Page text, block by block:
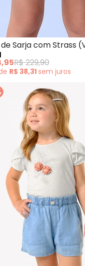
- Short Infantil
Sarja com Strass
R$ 229,90
R$ 38,31sem juros